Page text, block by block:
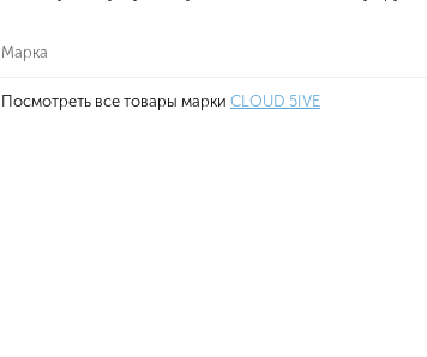
Марка
Посмотреть все товары марки CLOUD 5IVE